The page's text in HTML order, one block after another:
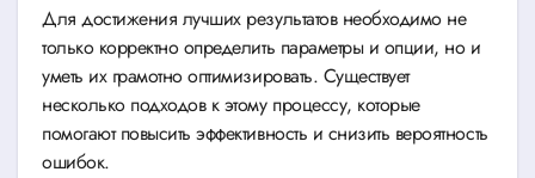
Для достижения лучших результатов необходимо не
только корректно определить параметры и опции, но и
уметь их грамотно оптимизировать. Существует
несколько подходов к этому процессу, которые
помогают повысить эффективность и снизить вероятность
ошибок.